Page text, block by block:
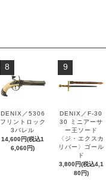
8
DENIX／5306
フリントロック
3バレル
14,600円(税込1
6,060円)
9
DENIX／F-30
30 ミニアーサ
ー王ソード
〈ジ・エクスカ
リバー〉ゴール
ド
3,800円(税込4,1
80円)